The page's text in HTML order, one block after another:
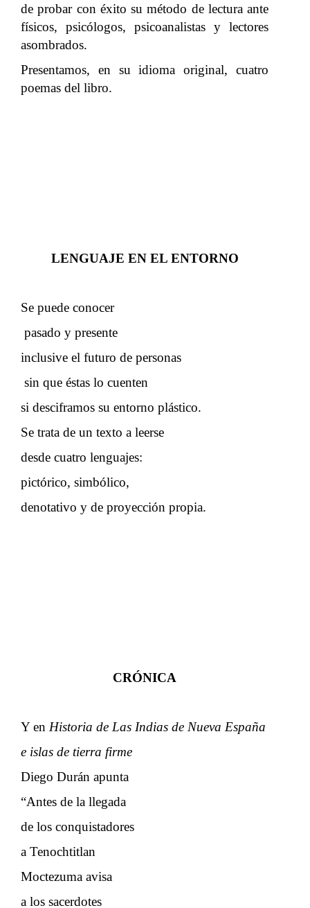
de probar con éxito su método de lectura ante
físicos, psicólogos, psicoanalistas y lectores
asombrados.
Presentamos, en su idioma original, cuatro
poemas del libro.
LENGUAJE EN EL ENTORNO
Se puede conocer
pasado y presente
inclusive el futuro de personas
sin que éstas lo cuenten
si desciframos su entorno plástico.
Se trata de un texto a leerse
desde cuatro lenguajes:
pictórico, simbólico,
denotativo y de proyección propia.
CRÓNICA
Y en Historia de Las Indias de Nueva España
e islas de tierra firme
Diego Durán apunta
“Antes de la llegada
de los conquistadores
a Tenochtitlan
Moctezuma avisa
a los sacerdotes